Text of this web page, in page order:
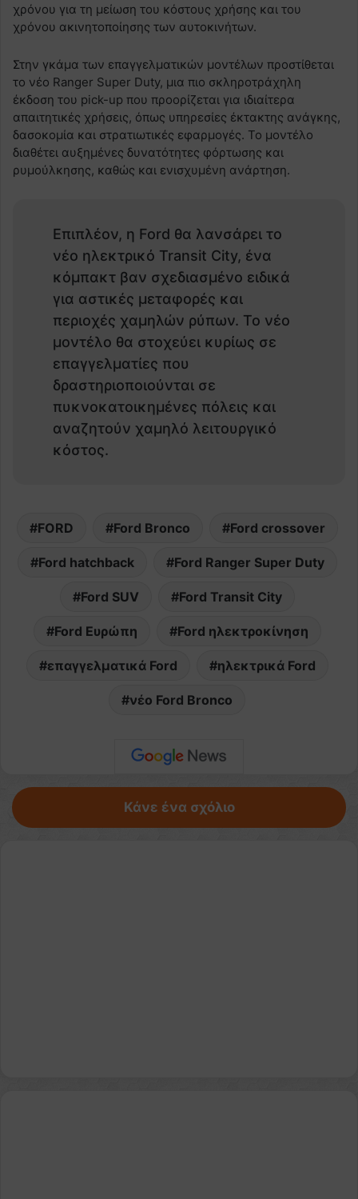
χρόνου για τη μείωση του κόστους χρήσης και του
χρόνου ακινητοποίησης των αυτοκινήτων.
Στην γκάμα των επαγγελματικών μοντέλων προστίθεται
το νέο Ranger Super Duty, μια πιο σκληροτράχηλη
έκδοση του pick-up που προορίζεται για ιδιαίτερα
απαιτητικές χρήσεις, όπως υπηρεσίες έκτακτης ανάγκης,
δασοκομία και στρατιωτικές εφαρμογές. Το μοντέλο
διαθέτει αυξημένες δυνατότητες φόρτωσης και
ρυμούλκησης, καθώς και ενισχυμένη ανάρτηση.
Επιπλέον, η Ford θα λανσάρει το
νέο ηλεκτρικό Transit City, ένα
κόμπακτ βαν σχεδιασμένο ειδικά
για αστικές μεταφορές και
περιοχές χαμηλών ρύπων. Το νέο
μοντέλο θα στοχεύει κυρίως σε
επαγγελματίες που
δραστηριοποιούνται σε
πυκνοκατοικημένες πόλεις και
αναζητούν χαμηλό λειτουργικό
κόστος.
FORD Ford Bronco Ford crossover
Ford hatchback Ford Ranger Super Duty
Ford SUV Ford Transit City
Ford Ευρώπη Ford ηλεκτροκίνηση
επαγγελματικά Ford ηλεκτρικά Ford
νέο Ford Bronco
Κάνε ένα σχόλιο